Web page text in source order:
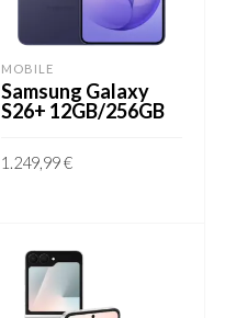
MOBILE
Samsung Galaxy
S26+ 12GB/256GB
1.249,99€